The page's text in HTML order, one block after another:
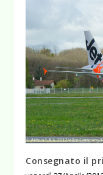
Consegnato il